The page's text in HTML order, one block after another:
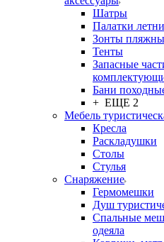
Шатры
Палатки
Зонты
Тенты
Запасные
Бани
+ ЕЩЕ 2
Мебель
Кресла
Раскладушки
Столы
Стулья
Снаряжение
Гермомешки
Душ
Спальные
одеяла